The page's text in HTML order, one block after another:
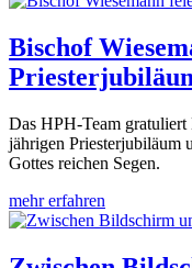
Bischof
Das HPH-Team
jährigen Priesterjubiläum
Gottes reichen Segen.
mehr erfahren